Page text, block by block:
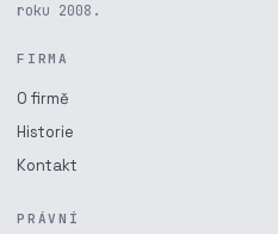
roku 2008.
FIRMA
O firmě
Historie
Kontakt
PRÁVNÍ